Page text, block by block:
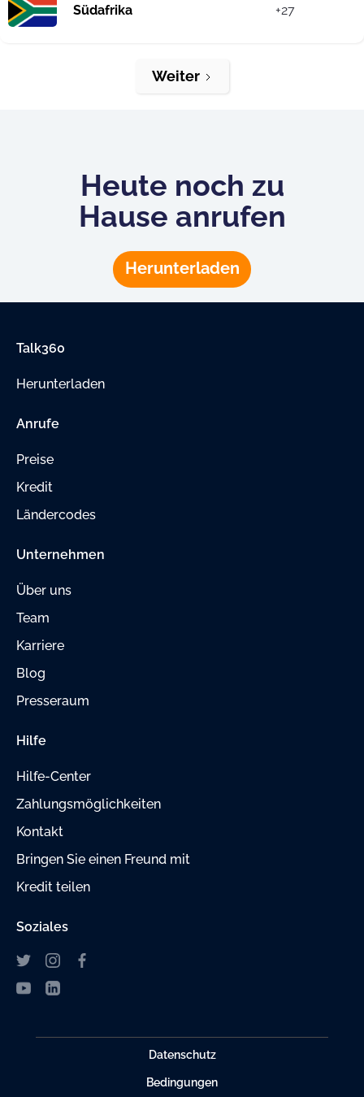
Südafrika +27
Weiter
Heute noch zu
Hause anrufen
Herunterladen
Talk360
Herunterladen
Anrufe
Preise
Kredit
Ländercodes
Unternehmen
Über uns
Team
Karriere
Blog
Presseraum
Hilfe
Hilfe-Center
Zahlungsmöglichkeiten
Kontakt
Bringen Sie einen Freund mit
Kredit teilen
Soziales
Datenschutz
Bedingungen